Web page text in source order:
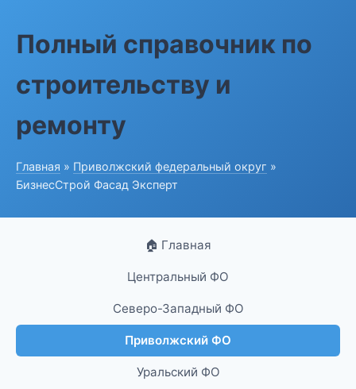
Полный справочник по
строительству и
ремонту
Главная » Приволжский федеральный округ »
БизнесСтрой Фасад Эксперт
🏠 Главная
Центральный ФО
Северо-Западный ФО
Приволжский ФО
Уральский ФО